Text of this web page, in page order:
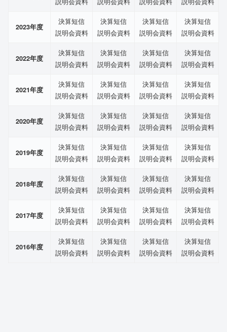
2023年度
決算短信
説明会資料
決算短信
説明会資料
決算短信
説明会資料
決算短信
説明会資料
2022年度
決算短信
説明会資料
決算短信
説明会資料
決算短信
説明会資料
決算短信
説明会資料
2021年度
決算短信
説明会資料
決算短信
説明会資料
決算短信
説明会資料
決算短信
説明会資料
2020年度
決算短信
説明会資料
決算短信
説明会資料
決算短信
説明会資料
決算短信
説明会資料
2019年度
決算短信
説明会資料
決算短信
説明会資料
決算短信
説明会資料
決算短信
説明会資料
2018年度
決算短信
説明会資料
決算短信
説明会資料
決算短信
説明会資料
決算短信
説明会資料
2017年度
決算短信
説明会資料
決算短信
説明会資料
決算短信
説明会資料
決算短信
説明会資料
2016年度
決算短信
説明会資料
決算短信
説明会資料
決算短信
説明会資料
決算短信
説明会資料